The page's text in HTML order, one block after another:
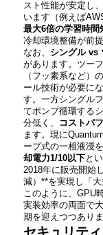
スト性能が安定し
います（例えば
最大6倍の学習時間
冷却環境整備が前提
なお、 シングル vs
があります。ツー
（フッ素系など）
ール技術が必要に
す​。一方シングル
てポンプ循環する
分低く、
コストパ
ます。現に
ープ式の一相液浸
却電力1/10以下と
2018年に販売開始
減）**を実現し「
このように、GPU
実装効率の両面で
期を迎えつつありま